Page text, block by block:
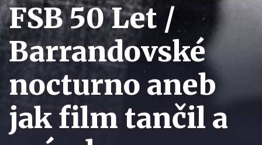
FSB 50 Let /
Barrandovské
nocturno aneb
jak film tančil a